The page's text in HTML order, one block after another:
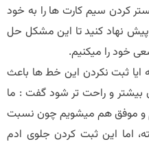
کردن سیم کارت ها را به خود
پیش نهاد کنید تا این مشکل حل
خود را میکنیم.
ثبت نکردن این خط ها باعث
بیشتر و راحت تر شود گفت : ما
و موفق هم میشویم چون نسبت
اما این ثبت کردن جلوی ادم